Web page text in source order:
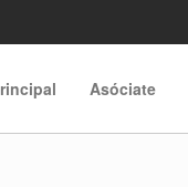
Asóciate